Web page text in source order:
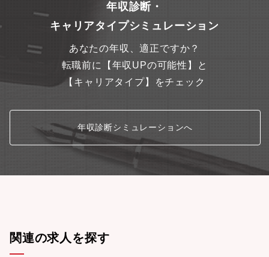
年収診断・
キャリアタイプシミュレーション
あなたの年収、適正ですか？
転職前に【年収UPの可能性】と
【キャリアタイプ】をチェック
年収診断シミュレーションへ
関連の求人を探す